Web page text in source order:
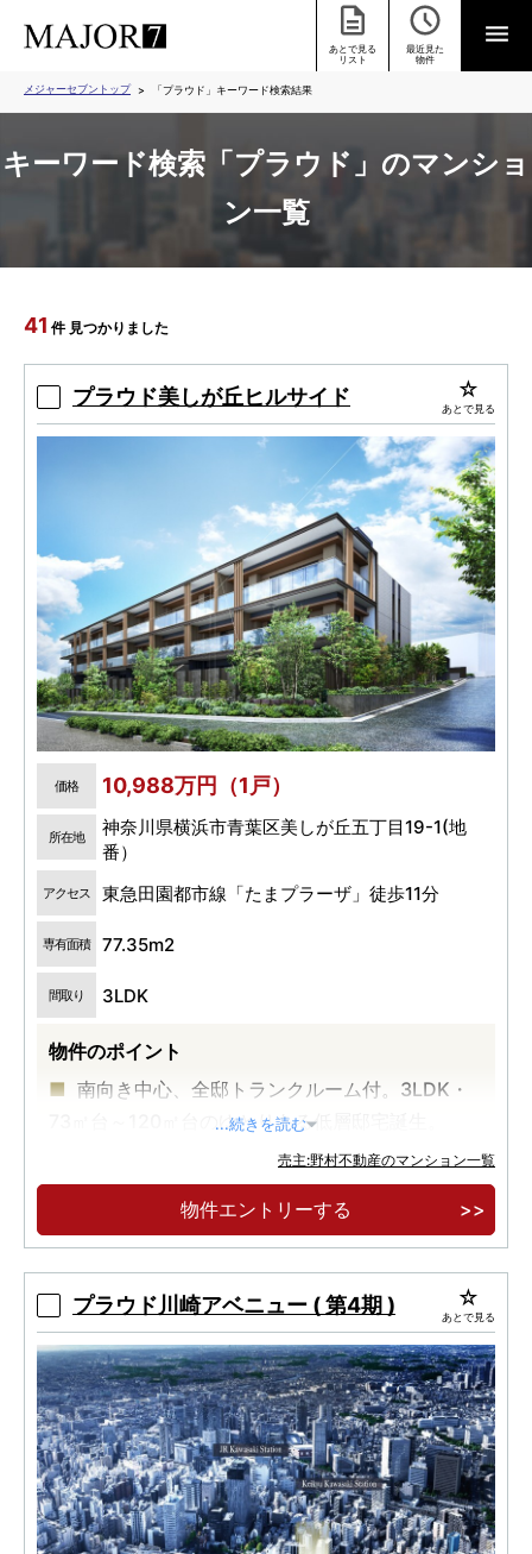
あとで見る
リスト
最近見た
物件
メジャーセブントップ 「プラウド」キーワード検索結果
キーワード検索「プラウド」のマンショ
ン一覧
41 件 見つかりました
プラウド美しが丘ヒルサイド あとで見る
価格 10,988万円（1戸）
所在地
神奈川県横浜市青葉区美しが丘五丁目19-1(地
番）
アクセス 東急田園都市線「たまプラーザ」徒歩11分
専有面積 77.35m2
間取り 3LDK
物件のポイント
南向き中心、全邸トランクルーム付。3LDK・
73㎡台～120㎡台のゆとりある低層邸宅誕生。
東急田園都市線「たまプラーザ」駅徒歩11分、
「あざみ野」駅徒歩8分、2駅2路線利用可能。
16年ぶりの「美しが丘アドレス×第1種低層住居
イドに誕生
...続きを読む
売主:野村不動産のマンション一覧
物件エントリーする
プラウド川崎アベニュー ( 第4期 ) あとで見る